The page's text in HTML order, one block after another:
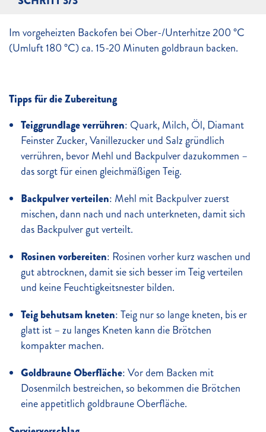
Im vorgeheizten Backofen bei Ober-/Unterhitze 200 °C
(Umluft 180 °C) ca. 15-20 Minuten goldbraun backen.
Tipps für die Zubereitung
Teiggrundlage verrühren: Quark, Milch, Öl, Diamant
Feinster Zucker, Vanillezucker und Salz gründlich
verrühren, bevor Mehl und Backpulver dazukommen –
das sorgt für einen gleichmäßigen Teig.
Backpulver verteilen: Mehl mit Backpulver zuerst
mischen, dann nach und nach unterkneten, damit sich
das Backpulver gut verteilt.
Rosinen vorbereiten: Rosinen vorher kurz waschen und
gut abtrocknen, damit sie sich besser im Teig verteilen
und keine Feuchtigkeitsnester bilden.
Teig behutsam kneten: Teig nur so lange kneten, bis er
glatt ist – zu langes Kneten kann die Brötchen
kompakter machen.
Goldbraune Oberfläche: Vor dem Backen mit
Dosenmilch bestreichen, so bekommen die Brötchen
eine appetitlich goldbraune Oberfläche.